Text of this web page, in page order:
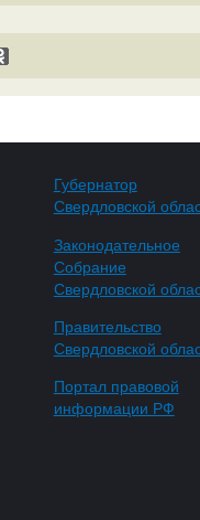
Губернатор
Свердловской
Законодательное
Собрание
Свердловской
Правительство
Свердловской
Портал правовой
информации РФ